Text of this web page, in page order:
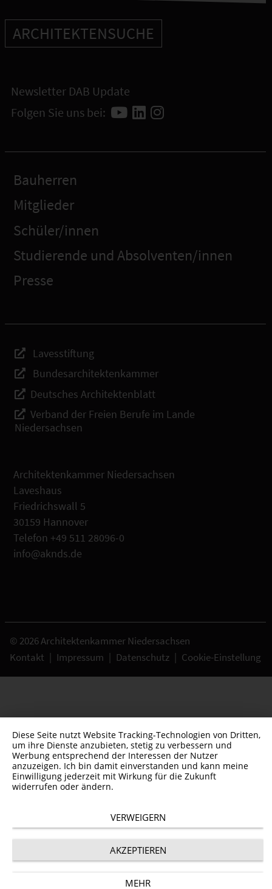
ARCHITEKTENSUCHE
Newsletter DAB Update
Folgen Sie uns bei:
Bauherren
Mitglieder
Schüler/innen
Studierende und Absolventen/innen
Presse
Lavesstiftung
Bundesarchitektenkammer
Deutsches Architektenblatt
Verband der Freien Berufe im Lande
Niedersachsen
Architektenkammer Niedersachsen
Laveshaus
Friedrichswall 5
30159 Hannover
Telefon +49 511 28096-0
info@aknds.de
© 2026 Architektenkammer Niedersachsen
Kontakt | Impressum | Datenschutz | Cookie-Einstellung
Diese Seite nutzt Website Tracking-Technologien von Dritten,
um ihre Dienste anzubieten, stetig zu verbessern und
Werbung entsprechend der Interessen der Nutzer
anzuzeigen. Ich bin damit einverstanden und kann meine
Einwilligung jederzeit mit Wirkung für die Zukunft
widerrufen oder ändern.
VERWEIGERN
AKZEPTIEREN
MEHR